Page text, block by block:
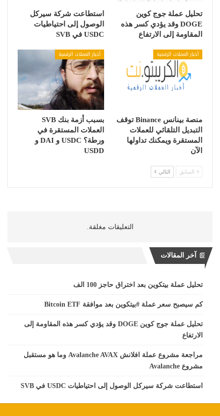
تحليل عملة جوج كوين
DOGE وقد يؤدي كسر هذه
المقاومة إلى الارتفاع
استطاعت شركة سيركل
الوصول إلى احتياطيات
USDC في SVB
أخبار العملات الرقمية
منصة بينانس Binance توقف
التبديل التلقائي للعملات
المستقرة ويمكنك تداولها
الآن
أخبار العملات الرقمية
بسبب أزمة بنك SVB
العملات المستقرة في
ورطة؟ USDC و DAI و
USDD
السابق التالي
التعليقات مغلقة.
آخر المقالات
تحليل عملة بيتكوين بعد اختراق حاجز 100 الف
كم سيصبح سعر عملة #بيتكوين بعد موافقة Bitcoin ETF
تحليل عملة جوج كوين DOGE وقد يؤدي كسر هذه المقاومة إلى
الارتفاع
مراجعة مشروع عملة افلانش Avalanche AVAX وما هو مستقبل
مشروع Avalanche
استطاعت شركة سيركل الوصول إلى احتياطيات USDC في SVB